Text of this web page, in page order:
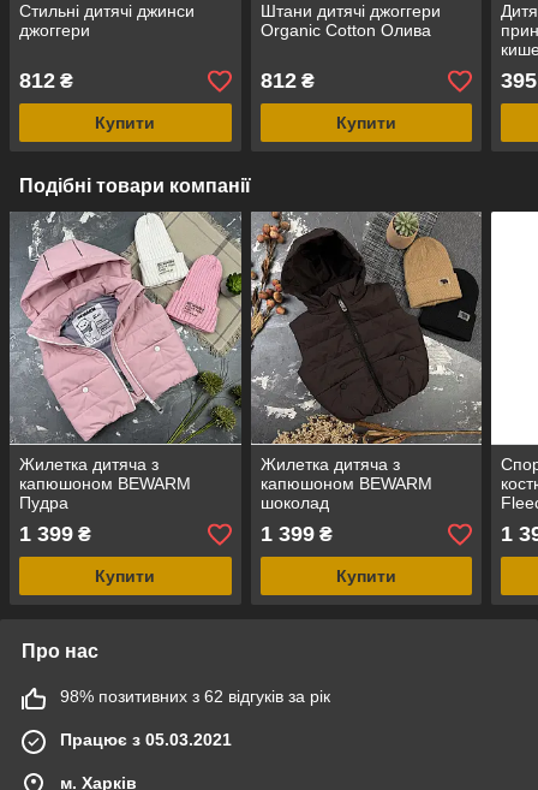
Стильні дитячі джинси
джоггери
812 ₴
Купити
Штани дитячі джоггери
Organic Cotton Олива
812₴
Купити
395
Подібні товари компанії
Жилетка дитяча з
капюшоном BEWARM
Пудра
1 399 ₴
Купити
Жилетка дитяча з
капюшоном BEWARM
шоколад
1 399₴
Купити
1
Про нас
98% позитивних з 62 відгуків за рік
Працює з 05.03.2021
м. Харків